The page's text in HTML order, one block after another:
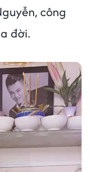
công
đời.